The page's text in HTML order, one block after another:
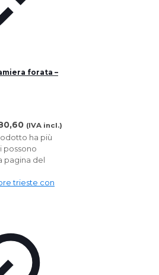
forata –
(IVA incl.)
ha più
possono
pagina del